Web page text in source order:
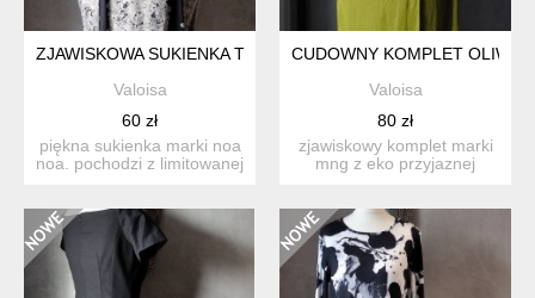
ZJAWISKOWA SUKIENKA TUNIKA ORIENT XS S
Valoisa
60 zł
piękna sukienka marki noa
noa. pochodzi z limitowanej
CUDOWNY KOMPLET
Valoisa
80 zł
zjawiskowy komplet marki
mng z eko przyjaznej